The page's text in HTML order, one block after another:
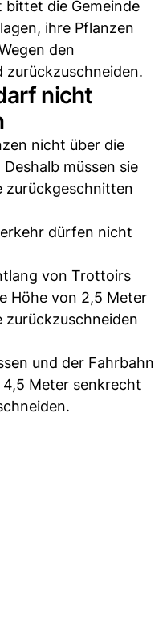
bittet die Gemeinde
ihre Pflanzen
den
nicht
nicht über die
müssen sie
zurückgeschnitten
dürfen nicht
von Trottoirs
Höhe von 2,5 Meter
zurückzuschneiden
und der Fahrbahn
Meter senkrecht